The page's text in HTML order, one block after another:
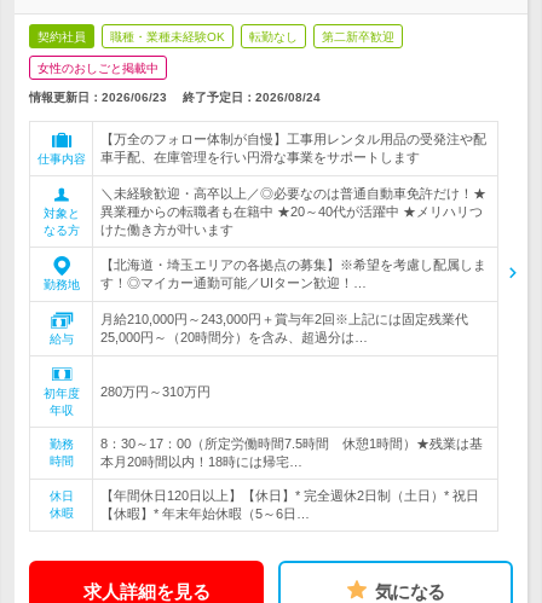
契約社員 職種・業種未経験OK 転勤なし 第二新卒歓迎
女性のおしごと掲載中
情報更新日：2026/06/23 終了予定日： 2026/08/24
仕事内容
【万全のフォロー体制が自慢】工事用レンタル用品の受発注や配
車手配、在庫管理を行い円滑な事業をサポートします
対象と
なる方
＼未経験歓迎・高卒以上／◎必要なのは普通自動車免許だけ！★
異業種からの転職者も在籍中 ★20～40代が活躍中 ★メリハリつ
けた働き方が叶います
勤務地
【北海道・埼玉エリアの各拠点の募集】※希望を考慮し配属しま
す！◎マイカー通勤可能／UIターン歓迎！…
給与
月給210,000円～243,000円＋賞与年2回※上記には固定残業代
25,000円～（20時間分）を含み、超過分は…
初年度
年収
280万円～310万円
勤務
時間
8：30～17：00（所定労働時間7.5時間 休憩1時間）★残業は基
本月20時間以内！18時には帰宅…
休日
休暇
【年間休日120日以上】【休日】* 完全週休2日制（土日）* 祝日
【休暇】* 年末年始休暇（5～6日…
求人詳細を見る 気になる